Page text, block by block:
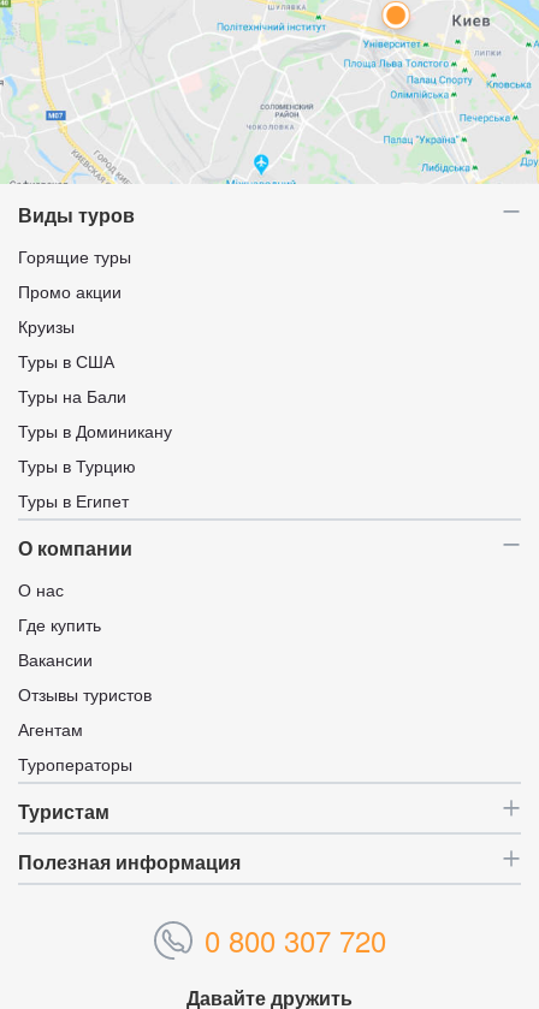
Виды туров
Горящие туры
Промо акции
Круизы
Туры в США
Туры на Бали
Туры в Доминикану
Туры в Турцию
Туры в Египет
О компании
О нас
Где купить
Вакансии
Отзывы туристов
Агентам
Туроператоры
Туристам
Полезная информация
0 800 307 720
Давайте дружить